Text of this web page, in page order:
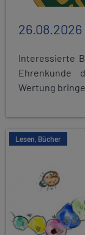
26.08.2026
Interessierte
Ehrenkunde
Wertung
Lesen, Bücher